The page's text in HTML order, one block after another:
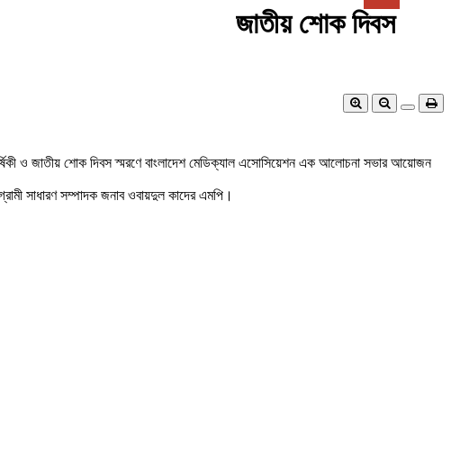
জাতীয় শোক দিবস
ও জাতীয় শোক দিবস স্মরণে বাংলাদেশ মেডিক্যাল এসোসিয়েশন এক আলোচনা সভার আয়োজন
সাধারণ সম্পাদক জনাব ওবায়দুল কাদের এমপি।